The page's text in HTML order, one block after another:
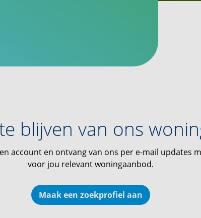
blijven van ons
account en ontvang van ons per e-mail updates
voor jou relevant woningaanbod.
Maak een zoekprofiel aan